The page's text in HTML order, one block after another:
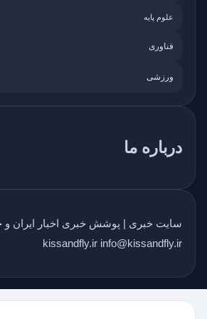
علوم پایه
فناوری
ورزشی
درباره ما
سایت خبری | پوشش خبری اخبار ایران و
kissandfly.ir info@kissandfly.ir